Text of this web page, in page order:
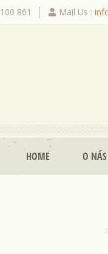
861 Mail Us :
HOME O NÁS